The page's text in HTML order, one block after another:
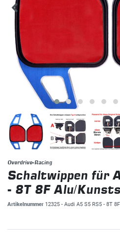
Overdrive-Racing
Schaltwippen für
- 8T 8F Alu/
Artikelnummer 12325 - Audi A5 S5 RS5 - 8T 8F